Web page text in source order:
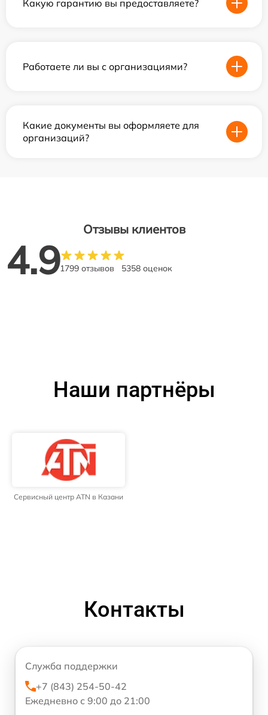
Какую гарантию вы предоставляете?
Работаете ли вы с организациями?
Какие документы вы оформляете для
организаций?
Отзывы клиентов
4.91799 отзывов 5358 оценок
Наши партнёры
Сервисный центр ATN в Казани
Контакты
Служба поддержки
+7 (843) 254-50-42
Ежедневно с 9:00 до 21:00